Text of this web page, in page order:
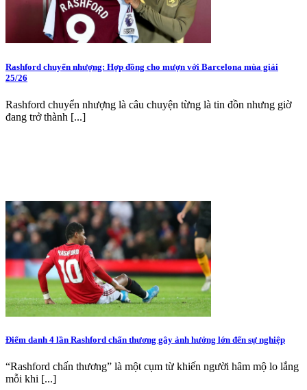
Rashford chuyển nhượng: Hợp đồng cho mượn với Barcelona mùa giải
25/26
Rashford chuyển nhượng là câu chuyện từng là tin đồn nhưng giờ
đang trở thành [...]
Điểm danh 4 lần Rashford chấn thương gây ảnh hưởng lớn đến sự nghiệp
“Rashford chấn thương” là một cụm từ khiến người hâm mộ lo lắng
mỗi khi [...]